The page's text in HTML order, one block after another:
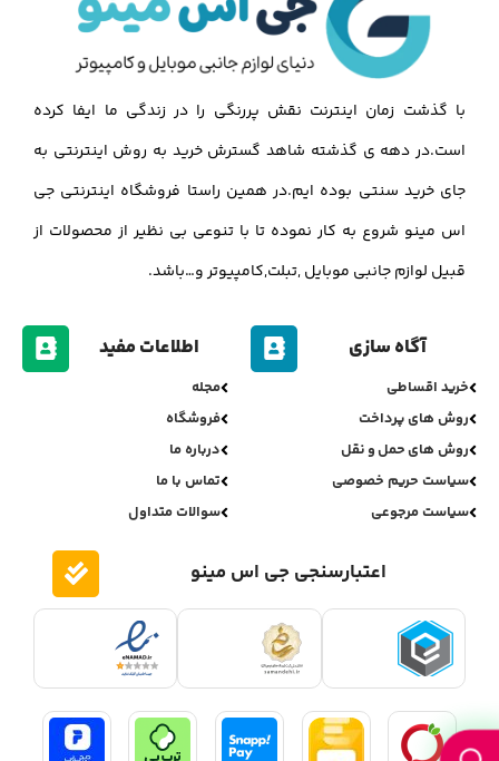
با گذشت زمان اینترنت نقش پررنگی را در زندگی ما ایفا کرده
است.در دهه ی گذشته شاهد گسترش خرید به روش اینترنتی به
جای خرید سنتی بوده ایم.در همین راستا فروشگاه اینترنتی جی
اس مینو شروع به کار نموده تا با تنوعی بی نظیر از محصولات از
قبیل لوازم جانبی موبایل ,تبلت,کامپیوتر و…باشد.
آگاه سازی
خرید اقساطی
روش های پرداخت
روش های حمل و نقل
سیاست حریم خصوصی
سیاست مرجوعی
اطلاعات مفید
مجله
فروشگاه
درباره ما
تماس با ما
سوالات متداول
اعتبارسنجی جی اس مینو